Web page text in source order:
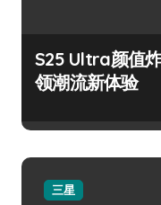
S25 Ultra颜值
领潮流新体验
三星